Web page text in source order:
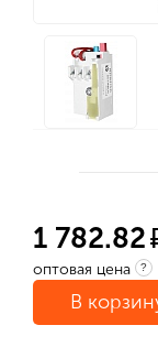
1 782.82
оптовая цена ?
В